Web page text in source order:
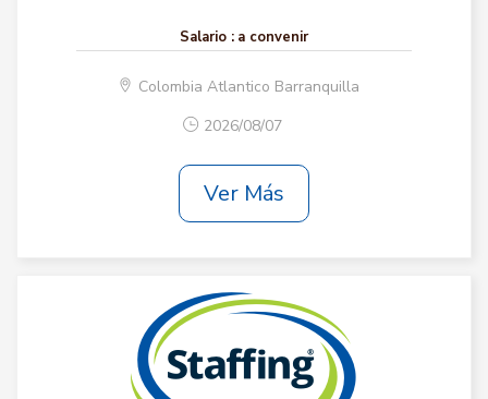
Salario : a convenir
Colombia Atlantico Barranquilla
2026/08/07
Ver Más